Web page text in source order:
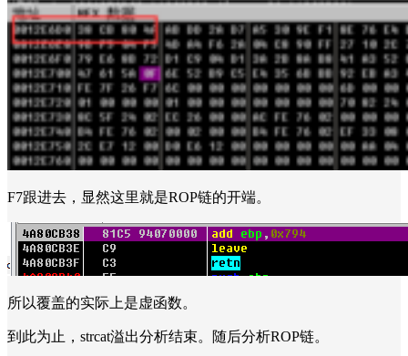
F7跟进去，显然这里就是ROP链的开端。
所以覆盖的实际上是虚函数。
到此为止，strcat溢出分析结束。随后分析ROP链。